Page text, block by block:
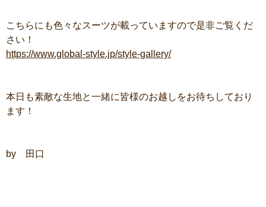
こちらにも色々なスーツが載っていますので是非ご覧くだ
さい！
https://www.global-style.jp/style-gallery/
本日も素敵な生地と一緒に皆様のお越しをお待ちしており
ます！
by 田口